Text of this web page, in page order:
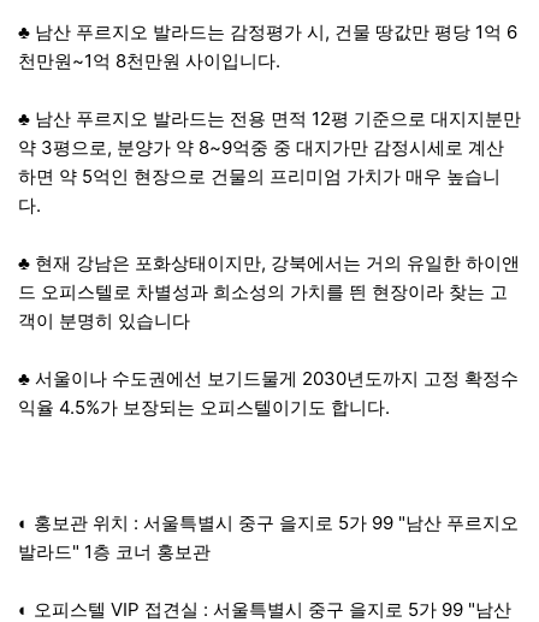
♣ 남산 푸르지오 발라드는 감정평가 시, 건물 땅값만 평당 1억 6
천만원~1억 8천만원 사이입니다.
♣ 남산 푸르지오 발라드는 전용 면적 12평 기준으로 대지지분만
약 3평으로, 분양가 약 8~9억중 중 대지가만 감정시세로 계산
하면 약 5억인 현장으로 건물의 프리미엄 가치가 매우 높습니
다.
♣ 현재 강남은 포화상태이지만, 강북에서는 거의 유일한 하이앤
드 오피스텔로 차별성과 희소성의 가치를 띈 현장이라 찾는 고
객이 분명히 있습니다
♣ 서울이나 수도권에선 보기드물게 2030년도까지 고정 확정수
익율 4.5%가 보장되는 오피스텔이기도 합니다.
◐ 홍보관 위치 : 서울특별시 중구 을지로 5가 99 "남산 푸르지오
발라드" 1층 코너 홍보관
◐ 오피스텔 VIP 접견실 : 서울특별시 중구 을지로 5가 99 "남산